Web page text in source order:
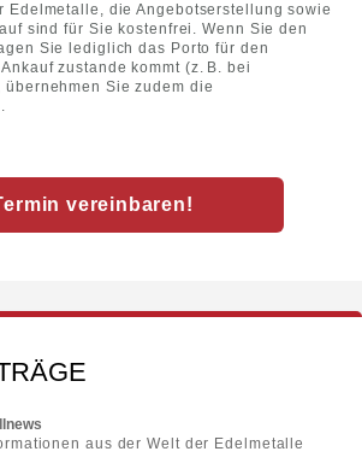
Edelmetalle, die Angebotserstellung sowie
sind für Sie kostenfrei. Wenn Sie den
Sie lediglich das Porto für den
zustande kommt (z. B. bei
Sie zudem die
vereinbaren!
aus der Welt der Edelmetalle